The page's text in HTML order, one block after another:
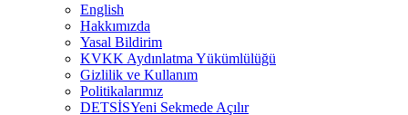
English
Hakkımızda
Yasal Bildirim
KVKK Aydınlatma Yükümlülüğü
Gizlilik ve Kullanım
Politikalarımız
DETSİSYeni Sekmede Açılır